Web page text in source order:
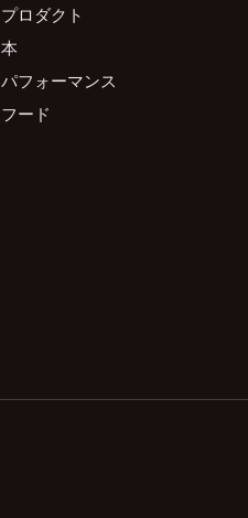
プロダクト
本
パフォーマンス
フード